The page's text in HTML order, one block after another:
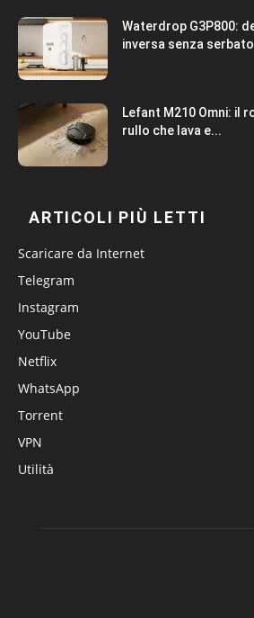
Waterdrop G3P800:
inversa senza
Lefant M210 Omni: il
rullo che lava e...
ARTICOLI PIÙ LETTI
Scaricare da Internet
Telegram
Instagram
YouTube
Netflix
WhatsApp
Torrent
VPN
Utilità